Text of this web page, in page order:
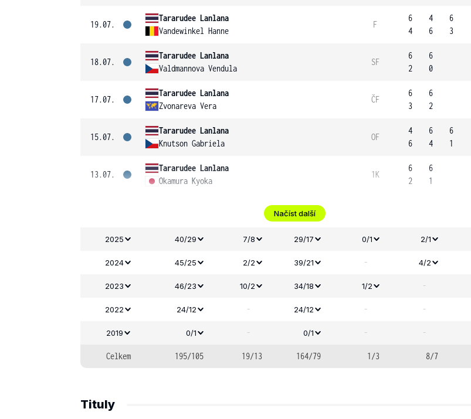
19.07.
Tararudee Lanlana
Vandewinkel Hanne
F
6
4
4
6
6
3
18.07.
Tararudee Lanlana
Valdmannova Vendula
SF
6
2
6
0
17.07.
Tararudee Lanlana
Zvonareva Vera
ČF
6
3
6
2
15.07.
Tararudee Lanlana
Knutson Gabriela
OF
4
6
6
4
6
1
13.07.
Tararudee Lanlana
Okamura Kyoka
1K
6
2
6
1
Načíst další
2025 40/29 7/8 29/17 0/1 2/1
2024 45/25 2/2 39/21 - 4/2
2023 46/23 10/2 34/18 1/2 -
2022 24/12 - 24/12 - -
2019 0/1 - 0/1 - -
Celkem 195/105 19/13 164/79 1/3 8/7
Tituly